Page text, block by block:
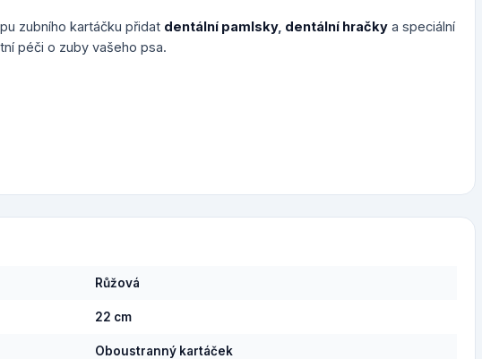
zubního kartáčku přidat dentální pamlsky, dentální hračky a speciální
péči o zuby vašeho psa.
Růžová
22 cm
Oboustranný kartáček